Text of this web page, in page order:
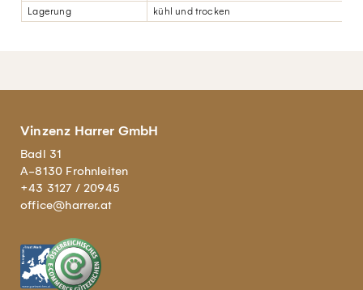
Lagerung
kühl und trocken
Vinzenz Harrer GmbH
Badl 31
A-8130 Frohnleiten
+43 3127 / 20945
office@harrer.at